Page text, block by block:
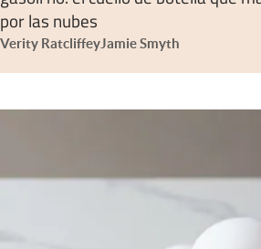
por las nubes
Verity RatcliffeyJamie Smyth